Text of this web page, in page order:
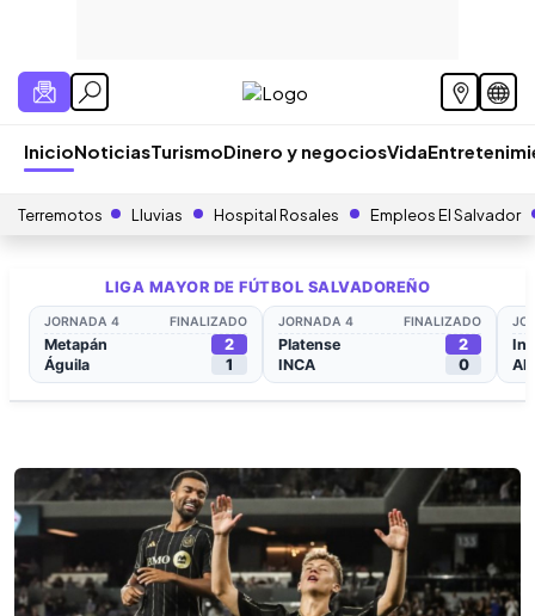
InicioNoticiasTurismoDinero y negociosVida
Terremotos Lluvias Hospital Rosales Empleos El Salvador